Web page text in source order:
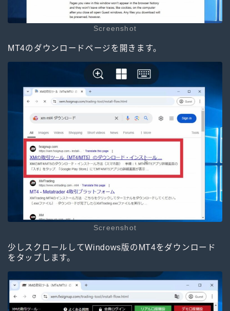
Screenshot
MT4のダウンロードページを開きます。
Screenshot
少しスクロールしてWindows版のMT4をダウンロード
をタップします。